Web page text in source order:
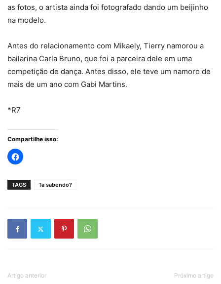
as fotos, o artista ainda foi fotografado dando um beijinho
na modelo.
Antes do relacionamento com Mikaely, Tierry namorou a
bailarina Carla Bruno, que foi a parceira dele em uma
competição de dança. Antes disso, ele teve um namoro de
mais de um ano com Gabi Martins.
*R7
Compartilhe isso:
TAGS Ta sabendo?
Artigo anterior Próximo artigo